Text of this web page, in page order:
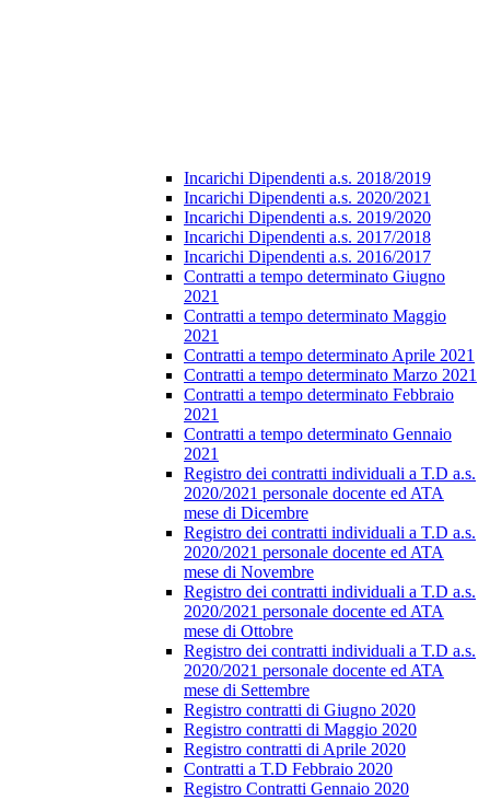
Incarichi Dipendenti a.s. 2018/2019
Incarichi Dipendenti a.s. 2020/2021
Incarichi Dipendenti a.s. 2019/2020
Incarichi Dipendenti a.s. 2017/2018
Incarichi Dipendenti a.s. 2016/2017
Contratti a tempo determinato Giugno
2021
Contratti a tempo determinato Maggio
2021
Contratti a tempo determinato Aprile 2021
Contratti a tempo determinato Marzo 2021
Contratti a tempo determinato Febbraio
2021
Contratti a tempo determinato Gennaio
2021
Registro dei contratti individuali a T.D a.s.
2020/2021 personale docente ed ATA
mese di Dicembre
Registro dei contratti individuali a T.D a.s.
2020/2021 personale docente ed ATA
mese di Novembre
Registro dei contratti individuali a T.D a.s.
2020/2021 personale docente ed ATA
mese di Ottobre
Registro dei contratti individuali a T.D a.s.
2020/2021 personale docente ed ATA
mese di Settembre
Registro contratti di Giugno 2020
Registro contratti di Maggio 2020
Registro contratti di Aprile 2020
Contratti a T.D Febbraio 2020
Registro Contratti Gennaio 2020